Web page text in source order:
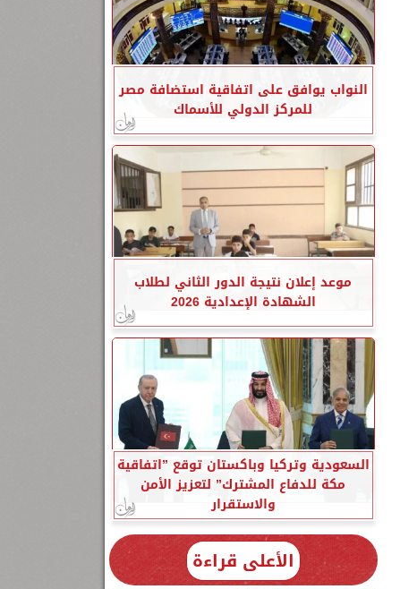
النواب يوافق على اتفاقية استضافة مصر
للمركز الدولي للأسماك
موعد إعلان نتيجة الدور الثاني لطلاب
الشهادة الإعدادية 2026
السعودية وتركيا وباكستان توقع ”اتفاقية
مكة للدفاع المشترك” لتعزيز الأمن
والاستقرار
الأعلى قراءة